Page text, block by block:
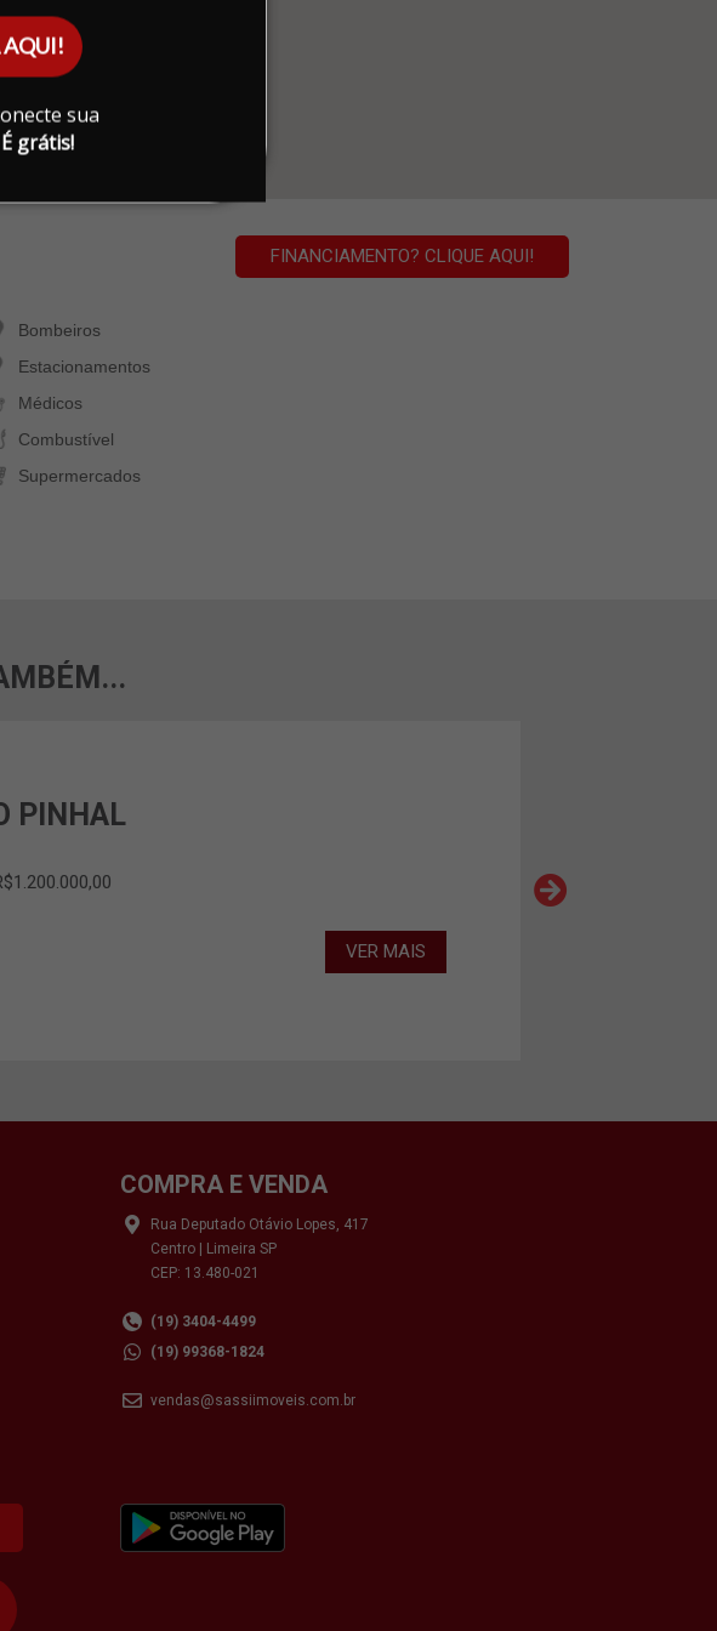
AQUI!
sua
É grátis!
PINHAL
VER MAIS
COMPRA E VENDA
Rua Deputado Otávio Lopes, 417
Centro | Limeira SP
CEP: 13.480-021
(19) 3404-4499
(19) 99368-1824
vendas@sassiimoveis.com.br